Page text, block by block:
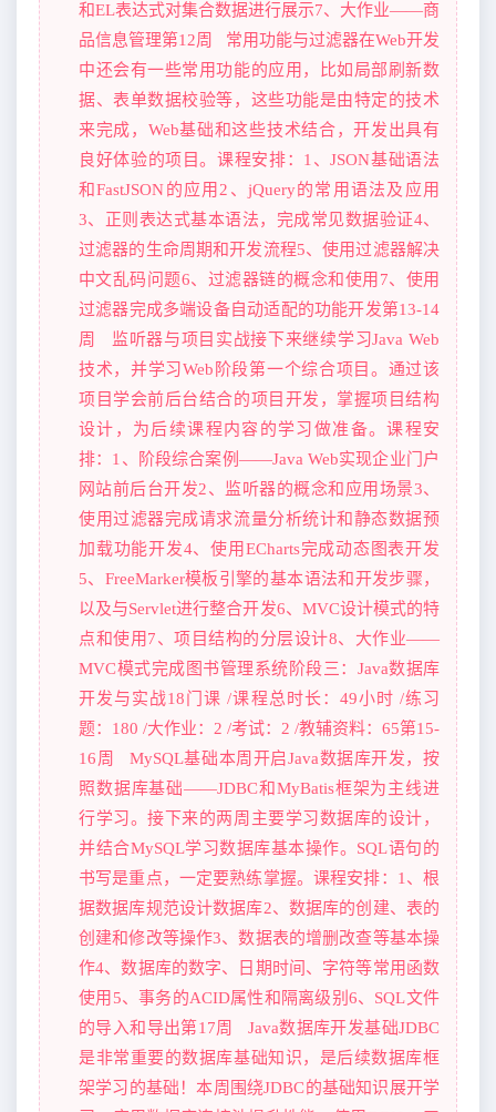
和EL表达式对集合数据进行展示7、大作业——商
品信息管理第12周 常用功能与过滤器在Web开发
中还会有一些常用功能的应用，比如局部刷新数
据、表单数据校验等，这些功能是由特定的技术
来完成，Web基础和这些技术结合，开发出具有
良好体验的项目。课程安排：1、JSON基础语法
和FastJSON的应用2、jQuery的常用语法及应用
3、正则表达式基本语法，完成常见数据验证4、
过滤器的生命周期和开发流程5、使用过滤器解决
中文乱码问题6、过滤器链的概念和使用7、使用
过滤器完成多端设备自动适配的功能开发第13-14
周 监听器与项目实战接下来继续学习Java Web
技术，并学习Web阶段第一个综合项目。通过该
项目学会前后台结合的项目开发，掌握项目结构
设计，为后续课程内容的学习做准备。课程安
排：1、阶段综合案例——Java Web实现企业门户
网站前后台开发2、监听器的概念和应用场景3、
使用过滤器完成请求流量分析统计和静态数据预
加载功能开发4、使用ECharts完成动态图表开发
5、FreeMarker模板引擎的基本语法和开发步骤，
以及与Servlet进行整合开发6、MVC设计模式的特
点和使用7、项目结构的分层设计8、大作业——
MVC模式完成图书管理系统阶段三：Java数据库
开发与实战18门课 /课程总时长：49小时 /练习
题：180 /大作业：2 /考试：2 /教辅资料：65第15-
16周 MySQL基础本周开启Java数据库开发，按
照数据库基础——JDBC和MyBatis框架为主线进
行学习。接下来的两周主要学习数据库的设计，
并结合MySQL学习数据库基本操作。SQL语句的
书写是重点，一定要熟练掌握。课程安排：1、根
据数据库规范设计数据库2、数据库的创建、表的
创建和修改等操作3、数据表的增删改查等基本操
作4、数据库的数字、日期时间、字符等常用函数
使用5、事务的ACID属性和隔离级别6、SQL文件
的导入和导出第17周 Java数据库开发基础JDBC
是非常重要的数据库基础知识，是后续数据库框
架学习的基础！本周围绕JDBC的基础知识展开学